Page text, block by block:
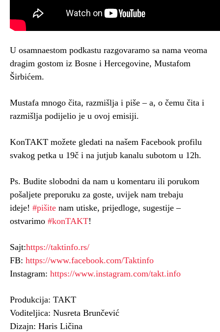
U osamnaestom podkastu razgovaramo sa nama veoma
dragim gostom iz Bosne i Hercegovine, Mustafom
Širbićem.
Mustafa mnogo čita, razmišlja i piše – a, o čemu čita i
razmišlja podijelio je u ovoj emisiji.
KonTAKT možete gledati na našem Facebook profilu
svakog petka u 19č i na jutjub kanalu subotom u 12h.
Ps. Budite slobodni da nam u komentaru ili porukom
pošaljete preporuku za goste, uvijek nam trebaju
ideje! #pišite nam utiske, prijedloge, sugestije –
ostvarimo #konTAKT!
Sajt:https://taktinfo.rs/
FB: https://www.facebook.com/Taktinfo
Instagram: https://www.instagram.com/takt.info
Produkcija: TAKT
Voditeljica: Nusreta Brunčević
Dizajn: Haris Ličina